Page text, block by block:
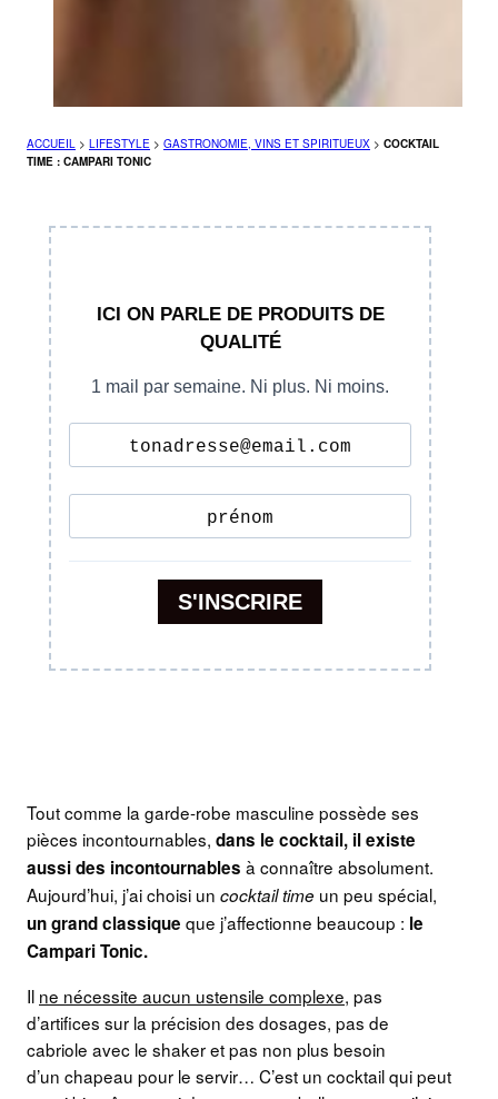
ACCUEIL > LIFESTYLE > GASTRONOMIE, VINS ET SPIRITUEUX > COCKTAIL
TIME : CAMPARI TONIC
Tout comme la garde-robe masculine possède ses
pièces incontournables, dans le cocktail, il existe
aussi des incontournables à connaître absolument.
Aujourd’hui, j’ai choisi un cocktail time un peu spécial,
un grand classique que j’affectionne beaucoup : le
Campari Tonic.
Il ne nécessite aucun ustensile complexe, pas
d’artifices sur la précision des dosages, pas de
cabriole avec le shaker et pas non plus besoin
d’un chapeau pour le servir… C’est un cocktail qui peut